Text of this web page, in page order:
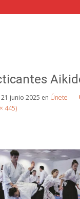
21 junio 2025 en Únete
445)